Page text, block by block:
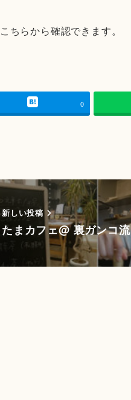
ちらから確認できます。
0
新しい投稿
たまカフェ@ 裏ガンコ流